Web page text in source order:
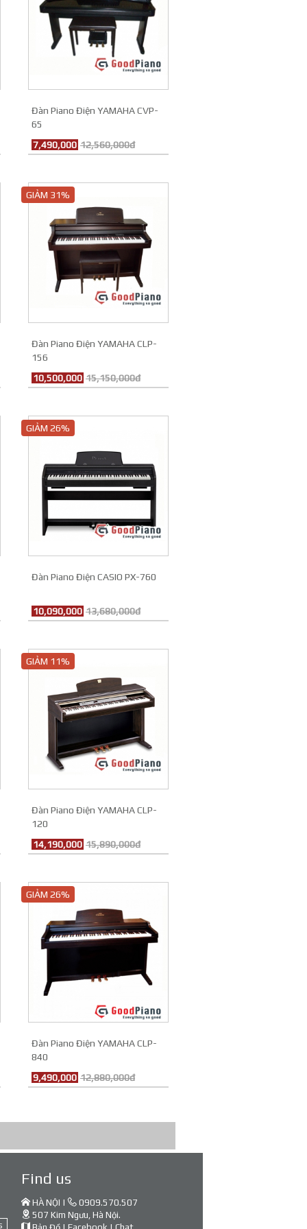
Đàn Piano Điện YAMAHA CVP-
65
7,490,000 12,560,000đ
GIẢM 31%
Đàn Piano Điện YAMAHA CLP-
156
10,500,000 15,150,000đ
GIẢM 26%
Đàn Piano Điện CASIO PX-760
10,090,000 13,680,000đ
GIẢM 11%
Đàn Piano Điện YAMAHA CLP-
120
14,190,000 15,890,000đ
GIẢM 26%
Đàn Piano Điện YAMAHA CLP-
840
9,490,000 12,880,000đ
Find us
HÀ NỘI |
0909.570.507
507 Kim Ngưu, Hà Nội.